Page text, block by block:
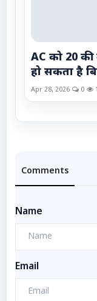
AC को 20 की
हो सकता है
Apr 28, 2026 0
Comments
Name
Email